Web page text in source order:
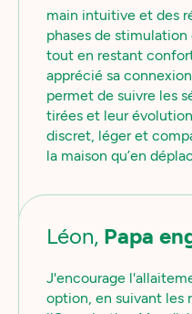
main intuitive et des
phases de
tout en restant
apprécié sa
permet de suivre les
tirées et leur
discret, léger et
la maison qu’en
Léon, Papa
J'encourage
option, en suivant les